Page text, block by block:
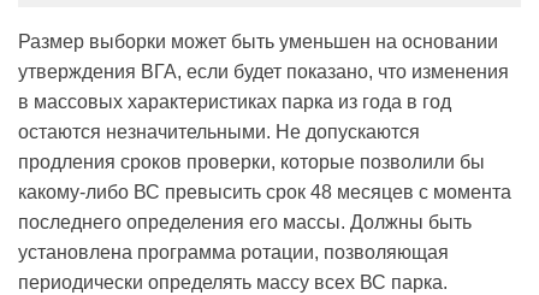
Размер выборки может быть уменьшен на основании
утверждения ВГА, если будет показано, что изменения
в массовых характеристиках парка из года в год
остаются незначительными. Не допускаются
продления сроков проверки, которые позволили бы
какому-либо ВС превысить срок 48 месяцев с момента
последнего определения его массы. Должны быть
установлена программа ротации, позволяющая
периодически определять массу всех ВС парка.